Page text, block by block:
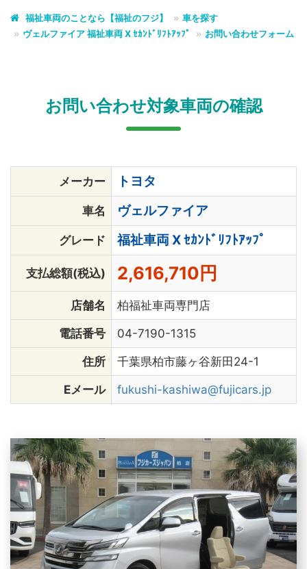
福祉車両のことなら【福祉のフジ】
車を探す
ヴェルファイア福祉車両 X ｾｶﾝﾄﾞﾘﾌﾄｱｯﾌﾟ お問い合わせフォーム
お問い合わせ対象車両の確認
メーカー トヨタ
車名 ヴェルファイア
グレード 福祉車両 X ｾｶﾝﾄﾞﾘﾌﾄｱｯﾌﾟ
支払総額(税込) 2,616,710円
店舗名 柏福祉車両専門店
電話番号 04-7190-1315
住所 千葉県柏市藤ヶ谷新田24-1
Eメール fukushi-kashiwa@fujicars.jp